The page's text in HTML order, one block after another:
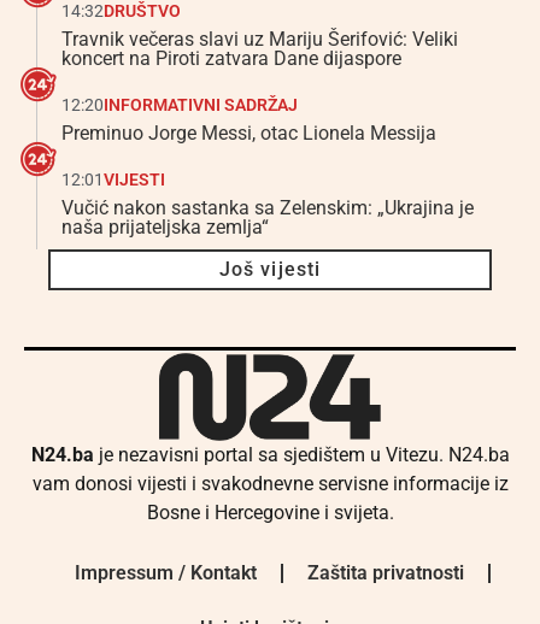
14:32DRUŠTVO
Travnik večeras slavi uz Mariju Šerifović: Veliki
koncert na Piroti zatvara Dane dijaspore
12:20INFORMATIVNI SADRŽAJ
Preminuo Jorge Messi, otac Lionela Messija
12:01VIJESTI
Vučić nakon sastanka sa Zelenskim: „Ukrajina je
naša prijateljska zemlja“
Još vijesti
N24.ba je nezavisni portal sa sjedištem u Vitezu. N24.ba
vam donosi vijesti i svakodnevne servisne informacije iz
Bosne i Hercegovine i svijeta.
Impressum / Kontakt Zaštita privatnosti